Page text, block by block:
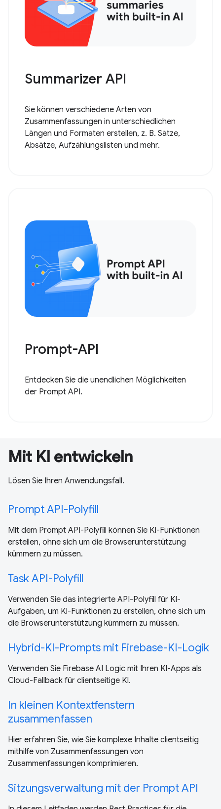
Summarizer API
Sie können verschiedene Arten von
Zusammenfassungen in unterschiedlichen
Längen und Formaten erstellen, z. B. Sätze,
Absätze, Aufzählungslisten und mehr.
Prompt-API
Entdecken Sie die unendlichen Möglichkeiten
der Prompt API.
Mit KI entwickeln
Lösen Sie Ihren Anwendungsfall.
Prompt API-Polyfill
Mit dem Prompt API-Polyfill können Sie KI-Funktionen
erstellen, ohne sich um die Browserunterstützung
kümmern zu müssen.
Task API-Polyfill
Verwenden Sie das integrierte API-Polyfill für KI-
Aufgaben, um KI-Funktionen zu erstellen, ohne sich um
die Browserunterstützung kümmern zu müssen.
Hybrid-KI-Prompts mit Firebase-KI-Logik
Verwenden Sie Firebase AI Logic mit Ihren KI-Apps als
Cloud-Fallback für clientseitige KI.
In kleinen Kontextfenstern
zusammenfassen
Hier erfahren Sie, wie Sie komplexe Inhalte clientseitig
mithilfe von Zusammenfassungen von
Zusammenfassungen komprimieren.
Sitzungsverwaltung mit der Prompt API